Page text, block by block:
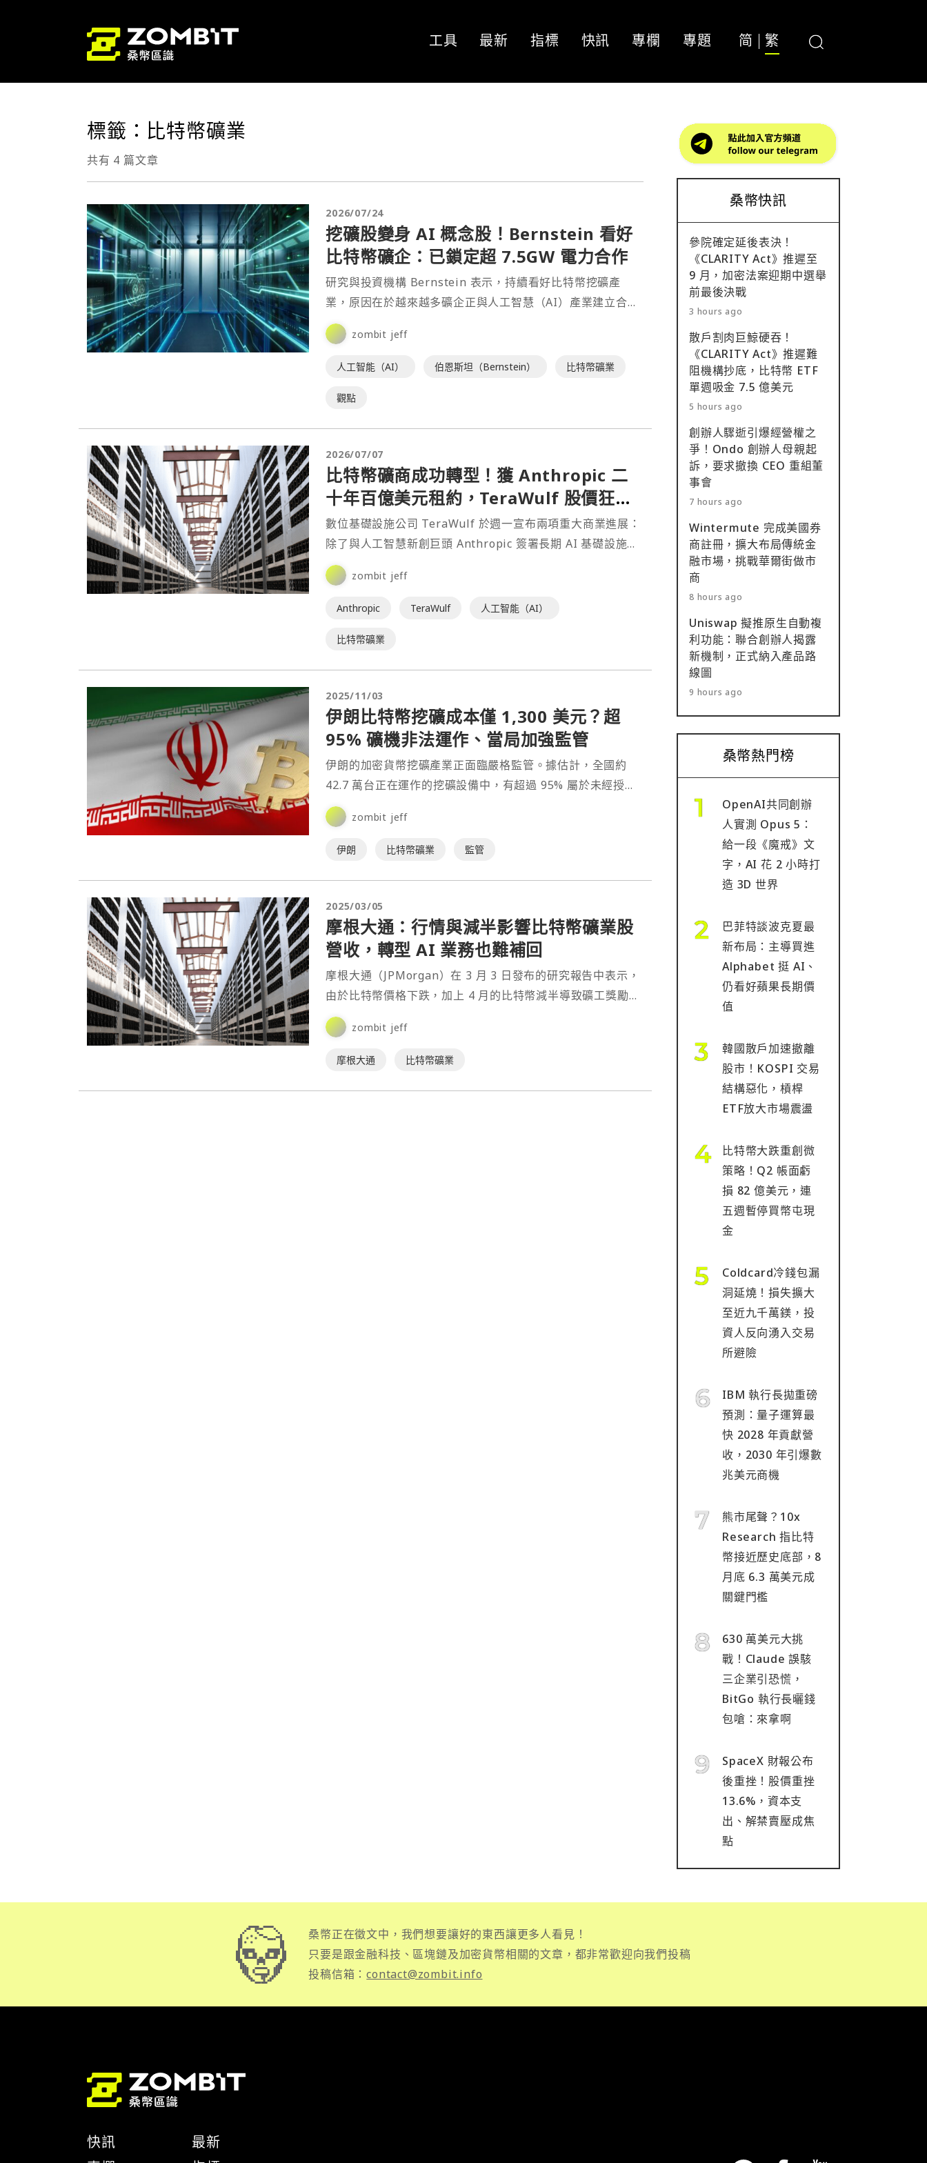
工具 最新 指標 快訊 專欄 專題 简 繁
標籤：比特幣礦業
共有 4 篇文章
2026/07/24
挖礦股變身 AI 概念股！Bernstein 看好
比特幣礦企：已鎖定超 7.5GW 電力合作
研究與投資機構 Bernstein 表示，持續看好比特幣挖礦產
業，原因在於越來越多礦企正與人工智慧（AI）產業建立合作
關係，協助解決AI資料中心面臨的電力與基礎設施⋯
zombit jeff
人工智能（AI） 伯恩斯坦（Bernstein） 比特幣礦業
觀點
2026/07/07
比特幣礦商成功轉型！獲 Anthropic 二
十年百億美元租約，TeraWulf 股價狂飆
13%
數位基礎設施公司 TeraWulf 於週一宣布兩項重大商業進展：
除了與人工智慧新創巨頭 Anthropic 簽署長期 AI 基礎設施租
賃協議外，更出售了旗下合資企業⋯
zombit jeff
Anthropic TeraWulf 人工智能（AI）
比特幣礦業
2025/11/03
伊朗比特幣挖礦成本僅 1,300 美元？超
95% 礦機非法運作、當局加強監管
伊朗的加密貨幣挖礦產業正面臨嚴格監管。據估計，全國約
42.7 萬台正在運作的挖礦設備中，有超過 95% 屬於未經授權
的非法設施。⋯
zombit jeff
伊朗 比特幣礦業 監管
2025/03/05
摩根大通：行情與減半影響比特幣礦業股
營收，轉型 AI 業務也難補回
摩根大通（JPMorgan）在 3 月 3 日發布的研究報告中表示，
由於比特幣價格下跌，加上 4 月的比特幣減半導致礦工獎勵減
少，礦業公司的經營模式正面臨嚴峻挑戰。⋯
zombit jeff
摩根大通 比特幣礦業
桑幣快訊
參院確定延後表決！
《CLARITY Act》推遲至
9 月，加密法案迎期中選舉
前最後決戰
3 hours ago
散戶割肉巨鯨硬吞！
《CLARITY Act》推遲難
阻機構抄底，比特幣 ETF
單週吸金 7.5 億美元
5 hours ago
創辦人驟逝引爆經營權之
爭！Ondo 創辦人母親起
訴，要求撤換 CEO 重組董
事會
7 hours ago
Wintermute 完成美國券
商註冊，擴大布局傳統金
融市場，挑戰華爾街做市
商
8 hours ago
Uniswap 擬推原生自動複
利功能：聯合創辦人揭露
新機制，正式納入產品路
線圖
9 hours ago
桑幣熱門榜
OpenAI共同創辦
人實測 Opus 5：
給一段《魔戒》文
字，AI 花 2 小時打
造 3D 世界
巴菲特談波克夏最
新布局：主導買進
Alphabet 挺 AI、
仍看好蘋果長期價
值
韓國散戶加速撤離
股市！KOSPI 交易
結構惡化，槓桿
ETF放大市場震盪
比特幣大跌重創微
策略！Q2 帳面虧
損 82 億美元，連
五週暫停買幣屯現
金
Coldcard冷錢包漏
洞延燒！損失擴大
至近九千萬鎂，投
資人反向湧入交易
所避險
IBM 執行長拋重磅
預測：量子運算最
快 2028 年貢獻營
收，2030 年引爆數
兆美元商機
熊市尾聲？10x
Research 指比特
幣接近歷史底部，8
月底 6.3 萬美元成
關鍵門檻
630 萬美元大挑
戰！Claude 誤駭
三企業引恐慌，
BitGo 執行長曬錢
包嗆：來拿啊
SpaceX 財報公布
後重挫！股價重挫
13.6%，資本支
出、解禁賣壓成焦
點
桑幣正在徵文中，我們想要讓好的東西讓更多人看見！
只要是跟金融科技、區塊鏈及加密貨幣相關的文章，都非常歡迎向我們投稿
投稿信箱：contact@zombit.info
快訊
最新